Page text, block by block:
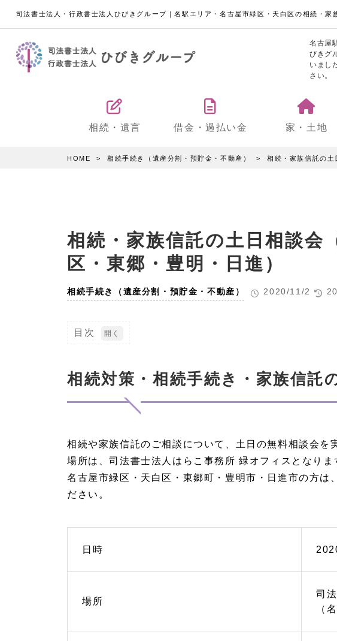
司法書士法人・行政書士法人ひびきグループ｜名駅エリア・名古屋市緑区・天白区の相続・家
名古屋
びきグ
いまし
さい。
相続・遺言 借金・過払い金 家・土地
HOME 相続手続き（遺産分割・預貯金・不動産） 相続・家族信託の土
相続・家族信託の土日相談会
区・東郷・豊明・日進）
相続手続き（遺産分割・預貯金・不動産） 2020/11/2
目次
策・
相続
手続
の土
談会
開
相続
のご
相続対策・相続手続き・家族信託
相続や家族信託のご相談について、土日の無料相談会を
場所は、司法書士法人はらこ事務所 緑オフィスとなりま
名古屋市緑区・天白区・東郷町・豊明市・日進市の方は
ださい。
日時
場所
司
（